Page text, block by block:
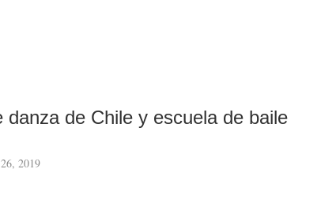
de Chile y escuela de baile
2019